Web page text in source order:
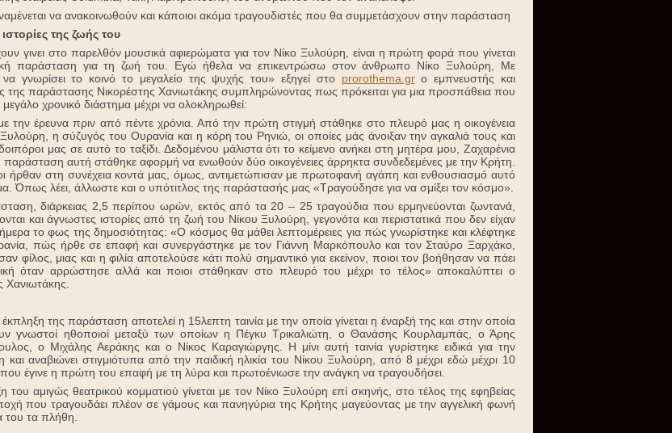
να ανακοινωθούν και κάποιοι ακόμα τραγουδιστές που θα συμμετάσχουν στην παράσταση
της ζωής του
γινει στο παρελθόν μουσικά αφιερώματα για τον Νίκο Ξυλούρη, είναι η πρώτη φορά που γίνεται
παράσταση για τη ζωή του. Εγώ ήθελα να επικεντρώσω στον άνθρωπο Νίκο Ξυλούρη, Με
να γνωρίσει το κοινό το μεγαλείο της ψυχής του» εξηγεί στο prorothema.grο εμπνευστής και
της παράστασης Νικορέστης Χανιωτάκης συμπληρώνοντας πως πρόκειται για μια προσπάθεια που
μεγάλο χρονικό διάστημα μέχρι να ολοκληρωθεί:
την έρευνα πριν από πέντε χρόνια. Από την πρώτη στιγμή στάθηκε στο πλευρό μας η οικογένεια
η σύζυγός του Ουρανία και η κόρη του Ρηνιώ, οι οποίες μάς άνοιξαν την αγκαλιά τους και
μας σε αυτό το ταξίδι. Δεδομένου μάλιστα ότι το κείμενο ανήκει στη μητέρα μου, Ζαχαρένια
παράσταση αυτή στάθηκε αφορμή να ενωθούν δύο οικογένειες άρρηκτα συνδεδεμένες με την Κρήτη.
ήρθαν στη συνέχεια κοντά μας, όμως, αντιμετώπισαν με πρωτοφανή αγάπη και ενθουσιασμό αυτό
Όπως λέει, άλλωστε και ο υπότιτλος της παράστασής μας «Τραγούδησε για να σμίξει τον κόσμο».
διάρκειας 2,5 περίπου ωρών, εκτός από τα 20 – 25 τραγούδια που ερμηνεύονται ζωντανά,
και άγνωστες ιστορίες από τη ζωή του Νίκου Ξυλούρη, γεγονότα και περιστατικά που δεν είχαν
το φως της δημοσιότητας: «Ο κόσμος θα μάθει λεπτομέρειες για πώς γνωρίστηκε και κλέφτηκε
πώς ήρθε σε επαφή και συνεργάστηκε με τον Γιάννη Μαρκόπουλο και τον Σταύρο Ξαρχάκο,
φίλος, μιας και η φιλία αποτελούσε κάτι πολύ σημαντικό για εκείνον, ποιοι τον βοήθησαν να πάει
όταν αρρώστησε αλλά και ποιοι στάθηκαν στο πλευρό του μέχρι το τέλος» αποκαλύπτει ο
Χανιωτάκης.
της παράσταση αποτελεί η 15λεπτη ταινία με την οποία γίνεται η έναρξή της και στην οποία
γνωστοί ηθοποιοί μεταξύ των οποίων η Πέγκυ Τρικαλιώτη, ο Θανάσης Κουρλαμπάς, ο Άρης
ο Μιχάλης Αεράκης και ο Νίκος Καραγιώργης. Η μίνι αυτή ταινία γυρίστηκε ειδικά για την
αναβιώνει στιγμιότυπα από την παιδική ηλικία του Νίκου Ξυλούρη, από 8 μέχρι εδώ μέχρι 10
έγινε η πρώτη του επαφή με τη λύρα και πρωτοένιωσε την ανάγκη να τραγουδήσει.
του αμιγώς θεατρικού κομματιού γίνεται με τον Νίκο Ξυλούρη επί σκηνής, στο τέλος της εφηβείας
που τραγουδάει πλέον σε γάμους και πανηγύρια της Κρήτης μαγεύοντας με την αγγελική φωνή
του τα πλήθη.